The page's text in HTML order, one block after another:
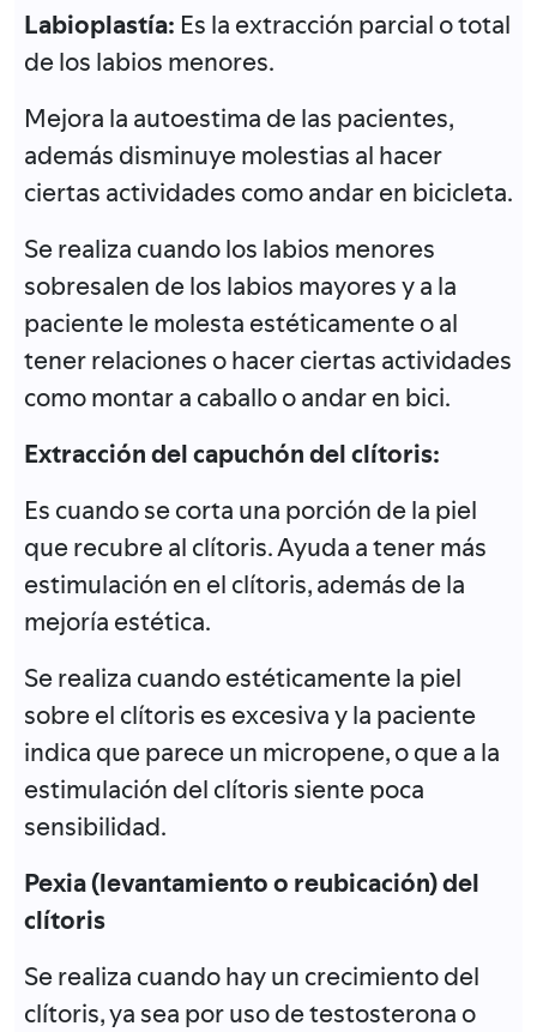
Labioplastía: Es la extracción parcial o total
de los labios menores.
Mejora la autoestima de las pacientes,
además disminuye molestias al hacer
ciertas actividades como andar en bicicleta.
Se realiza cuando los labios menores
sobresalen de los labios mayores y a la
paciente le molesta estéticamente o al
tener relaciones o hacer ciertas actividades
como montar a caballo o andar en bici.
Extracción del capuchón del clítoris:
Es cuando se corta una porción de la piel
que recubre al clítoris. Ayuda a tener más
estimulación en el clítoris, además de la
mejoría estética.
Se realiza cuando estéticamente la piel
sobre el clítoris es excesiva y la paciente
indica que parece un micropene, o que a la
estimulación del clítoris siente poca
sensibilidad.
Pexia (levantamiento o reubicación) del
clítoris
Se realiza cuando hay un crecimiento del
clítoris, ya sea por uso de testosterona o